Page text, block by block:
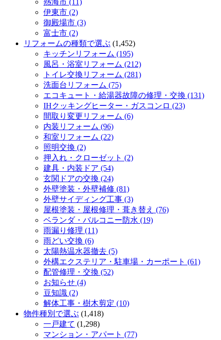
熱海市 (11)
伊東市 (2)
御殿場市 (3)
富士市 (2)
リフォームの種類で選ぶ (1,452)
キッチンリフォーム (195)
風呂・浴室リフォーム (212)
トイレ交換リフォーム (281)
洗面台リフォーム (75)
エコキュート・給湯器故障の修理・交換 (131)
IHクッキングヒーター・ガスコンロ (23)
間取り変更リフォーム (6)
内装リフォーム (96)
和室リフォーム (22)
照明交換 (2)
押入れ・クローゼット (2)
建具・内装ドア (54)
玄関ドアの交換 (24)
外壁塗装・外壁補修 (81)
外壁サイディング工事 (3)
屋根塗装・屋根修理・葺き替え (76)
ベランダ・バルコニー防水 (19)
雨漏り修理 (11)
雨どい交換 (6)
太陽熱温水器撤去 (5)
外構エクステリア・駐車場・カーポート (61)
配管修理・交換 (52)
お知らせ (4)
豆知識 (2)
解体工事・樹木剪定 (10)
物件種別で選ぶ (1,418)
一戸建て (1,298)
マンション・アパート (77)